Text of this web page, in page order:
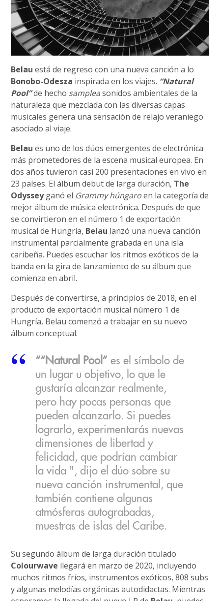
Belau está de regreso con una nueva canción a lo
Bonobo-Odesza inspirada en los viajes. “Natural
Pool”de hecho sampleasonidos ambientales de la
naturaleza que mezclada con las diversas capas
musicales genera una sensación de relajo veraniego
asociado al viaje.
Belau es uno de los dúos emergentes de electrónica
más prometedores de la escena musical europea. En
dos años tuvieron casi 200 presentaciones en vivo en
23 países. El álbum debut de larga duración, The
Odysseyganó el Grammy húngaroen la categoría de
mejor álbum de música electrónica. Después de que
se convirtieron en el número 1 de exportación
musical de Hungría, Belau lanzó una nueva canción
instrumental parcialmente grabada en una isla
caribeña. Puedes escuchar los ritmos exóticos de la
banda en la gira de lanzamiento de su álbum que
comienza en abril.
Después de convertirse, a principios de 2018, en el
producto de exportación musical número 1 de
Hungría, Belau comenzó a trabajar en su nuevo
álbum conceptual.
““Natural Pool” es el símbolo de
un lugar u objetivo, lo que le
gustaría alcanzar realmente,
pero hay pocas personas que
pueden alcanzarlo. Si puedes
lograrlo, experimentarás nuevas
dimensiones de libertad y
felicidad, que podrían cambiar
la vida ", dijo el dúo sobre su
nueva canción instrumental, que
también contiene algunas
atmósferas autograbadas,
muestras de islas del Caribe.
Su segundo álbum de larga duración titulado
Colourwave llegará en marzo de 2020, incluyendo
muchos ritmos fríos, instrumentos exóticos, 808 subs
y algunas melodías orgánicas autodidactas. Mientras